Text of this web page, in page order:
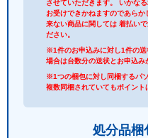
させていただきます。 いかな
お受けできかねますのであら
来ない商品に関しては 着払い
ださい。
※1件のお申込みに対し1件の送
場合は台数分の送状とお申込み
※1つの梱包に対し同梱するパ
複数同梱されていてもポイント
処分品梱